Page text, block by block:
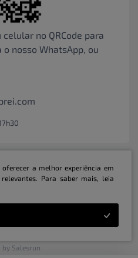
no QRCode para
nosso WhatsApp, ou
Ltda | CNPJ: 31.415.786/0001-31 | ©
by Salesrun
a melhor experiência em
Para saber mais, leia